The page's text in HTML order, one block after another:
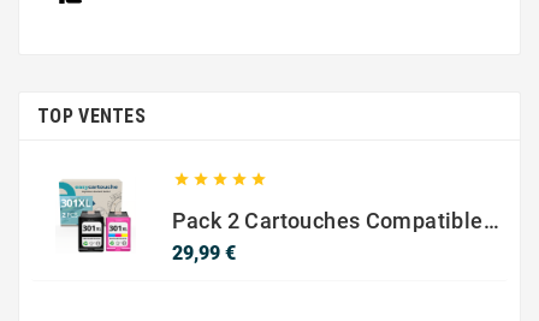
TOP VENTES
    
Pack 2 Cartouches Compatible Avec HP 301 XL Noir Et Couleur
29,99 €Prix